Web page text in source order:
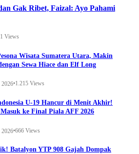
Gak Ribet, Faizal: Ayo Pahami
Views
Wisata Sumatera Utara, Makin
Sewa Hiace dan Elf Long
•1.215 Views
U-19 Hancur di Menit Akhir!
ke Final Piala AFF 2026
2026•666 Views
Batalyon YTP 908 Gajah Dompak